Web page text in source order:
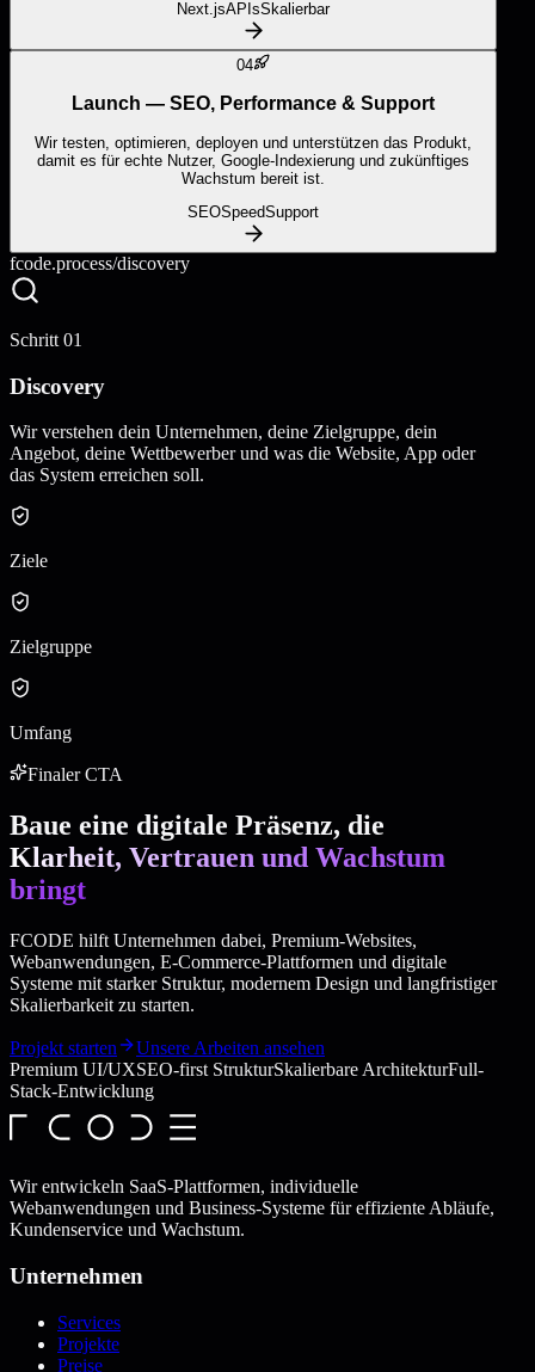
Next.jsAPIsSkalierbar
04
Launch — SEO, Performance & Support
Wir testen, optimieren, deployen und unterstützen das Produkt,
damit es für echte Nutzer, Google-Indexierung und zukünftiges
Wachstum bereit ist.
SEOSpeedSupport
fcode.process/discovery
Schritt 01
Discovery
Wir verstehen dein Unternehmen, deine Zielgruppe, dein
Angebot, deine Wettbewerber und was die Website, App oder
das System erreichen soll.
Ziele
Zielgruppe
Umfang
Finaler CTA
Baue eine digitale Präsenz, die
Klarheit, Vertrauen und Wachstum
bringt
FCODE hilft Unternehmen dabei, Premium-Websites,
Webanwendungen, E-Commerce-Plattformen und digitale
Systeme mit starker Struktur, modernem Design und langfristiger
Skalierbarkeit zu starten.
Projekt starten
Unsere Arbeiten ansehen
Premium UI/UXSEO-first StrukturSkalierbare ArchitekturFull-
Stack-Entwicklung
Wir entwickeln SaaS-Plattformen, individuelle
Webanwendungen und Business-Systeme für effiziente Abläufe,
Kundenservice und Wachstum.
Unternehmen
Services
Projekte
Preise